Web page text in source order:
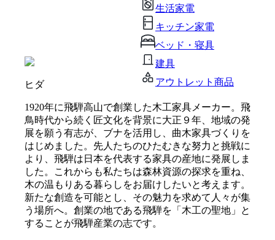
生活家電
キッチン家電
ベッド・寝具
建具
アウトレット商品
ヒダ
1920年に飛騨高山で創業した木工家具メーカー。飛
鳥時代から続く匠文化を背景に大正９年、地域の発
展を願う有志が、ブナを活用し、曲木家具づくりを
はじめました。先人たちのひたむきな努力と挑戦に
より、飛騨は日本を代表する家具の産地に発展しま
した。これからも私たちは森林資源の探求を重ね、
木の温もりある暮らしをお届けしたいと考えます。
新たな創造を可能とし、その魅力を求めて人々が集
う場所へ。創業の地である飛騨を「木工の聖地」と
することが飛騨産業の志です。